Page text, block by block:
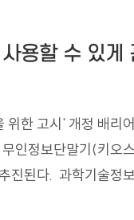
용할 수 있게
한 고시' 개정 배리
인정보단말기(키오
진된다. 과학기술정